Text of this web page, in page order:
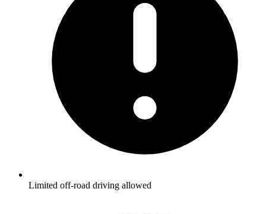
Limited off-road driving allowed